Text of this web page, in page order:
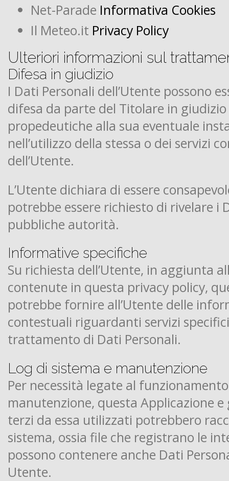
Net-Parade Informativa Cookies
Il Meteo.it Privacy Policy
Ulteriori informazioni sul
Difesa in giudizio
I Dati Personali dell’Utente possono
difesa da parte del Titolare in
propedeutiche alla sua eventuale
nell’utilizzo della stessa o dei servizi
dell’Utente.
L’Utente dichiara di essere
potrebbe essere richiesto di rivelare i
pubbliche autorità.
Informative specifiche
Su richiesta dell’Utente, in aggiunta
contenute in questa privacy policy,
potrebbe fornire all’Utente delle
contestuali riguardanti servizi
trattamento di Dati Personali.
Log di sistema e manutenzione
Per necessità legate al
manutenzione, questa Applicazione
terzi da essa utilizzati potrebbero
sistema, ossia file che registrano le
possono contenere anche Dati
Utente.